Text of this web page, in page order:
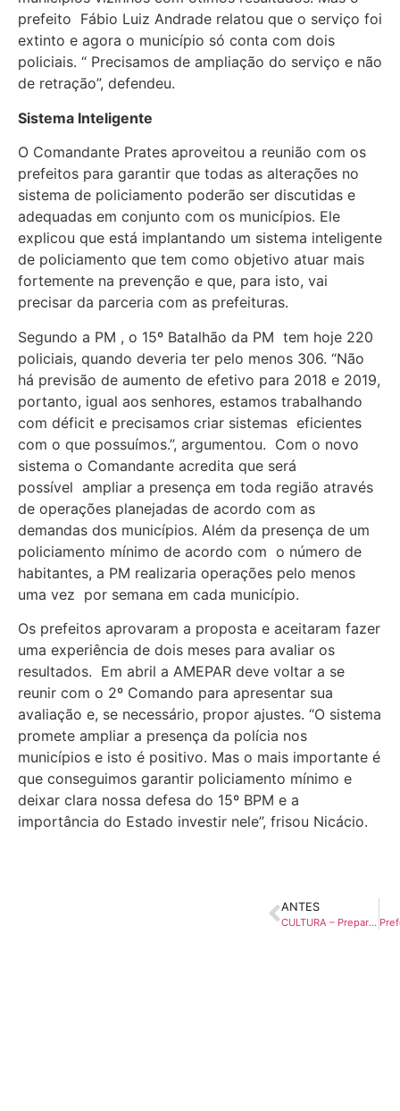
prefeito Fábio Luiz Andrade relatou que o serviço foi
extinto e agora o município só conta com dois
policiais. “ Precisamos de ampliação do serviço e não
de retração”, defendeu.
Sistema Inteligente
O Comandante Prates aproveitou a reunião com os
prefeitos para garantir que todas as alterações no
sistema de policiamento poderão ser discutidas e
adequadas em conjunto com os municípios. Ele
explicou que está implantando um sistema inteligente
de policiamento que tem como objetivo atuar mais
fortemente na prevenção e que, para isto, vai
precisar da parceria com as prefeituras.
Segundo a PM , o 15º Batalhão da PM tem hoje 220
policiais, quando deveria ter pelo menos 306. “Não
há previsão de aumento de efetivo para 2018 e 2019,
portanto, igual aos senhores, estamos trabalhando
com déficit e precisamos criar sistemas eficientes
com o que possuímos.”, argumentou. Com o novo
sistema o Comandante acredita que será
possível ampliar a presença em toda região através
de operações planejadas de acordo com as
demandas dos municípios. Além da presença de um
policiamento mínimo de acordo com o número de
habitantes, a PM realizaria operações pelo menos
uma vez por semana em cada município.
Os prefeitos aprovaram a proposta e aceitaram fazer
uma experiência de dois meses para avaliar os
resultados. Em abril a AMEPAR deve voltar a se
reunir com o 2º Comando para apresentar sua
avaliação e, se necessário, propor ajustes. “O sistema
promete ampliar a presença da polícia nos
municípios e isto é positivo. Mas o mais importante é
que conseguimos garantir policiamento mínimo e
deixar clara nossa defesa do 15º BPM e a
importância do Estado investir nele”, frisou Nicácio.
ANTES
CULTURA – Prepare o seu abadá! Prepare a sua fantasia! Vem aí o maior Carnaval de Rua da região